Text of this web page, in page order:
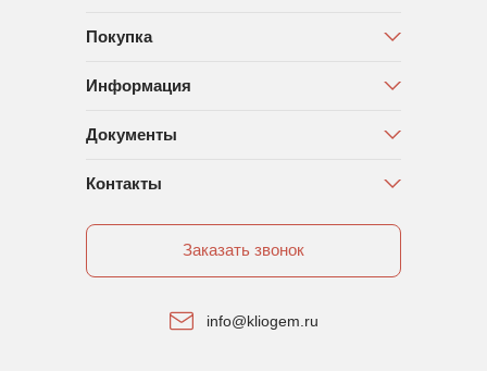
Покупка
Информация
Документы
Контакты
Заказать звонок
info@kliogem.ru